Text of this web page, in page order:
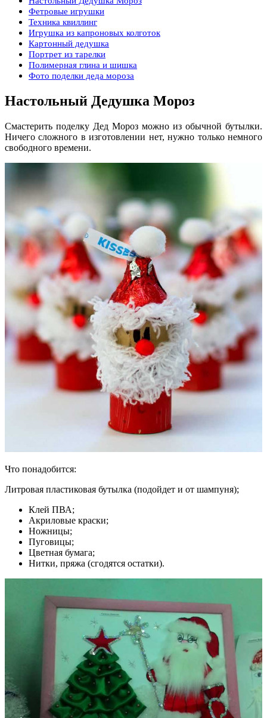
Фетровые игрушки
Техника квиллинг
Игрушка из капроновых колготок
Картонный дедушка
Портрет из тарелки
Полимерная глина и шишка
Фото поделки деда мороза
Настольный Дедушка Мороз
Смастерить поделку Дед Мороз можно из обычной бутылки.
Ничего сложного в изготовлении нет, нужно только немного
свободного времени.
Что понадобится:
Литровая пластиковая бутылка (подойдет и от шампуня);
Клей ПВА;
Акриловые краски;
Ножницы;
Пуговицы;
Цветная бумага;
Нитки, пряжа (сгодятся остатки).